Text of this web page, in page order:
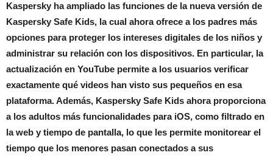
Kaspersky ha ampliado las funciones de la nueva versión de
Kaspersky Safe Kids, la cual ahora ofrece a los padres más
opciones para proteger los intereses digitales de los niños y
administrar su relación con los dispositivos. En particular, la
actualización en YouTube permite a los usuarios verificar
exactamente qué videos han visto sus pequeños en esa
plataforma. Además, Kaspersky Safe Kids ahora proporciona
a los adultos más funcionalidades para iOS, como filtrado en
la web y tiempo de pantalla, lo que les permite monitorear el
tiempo que los menores pasan conectados a sus